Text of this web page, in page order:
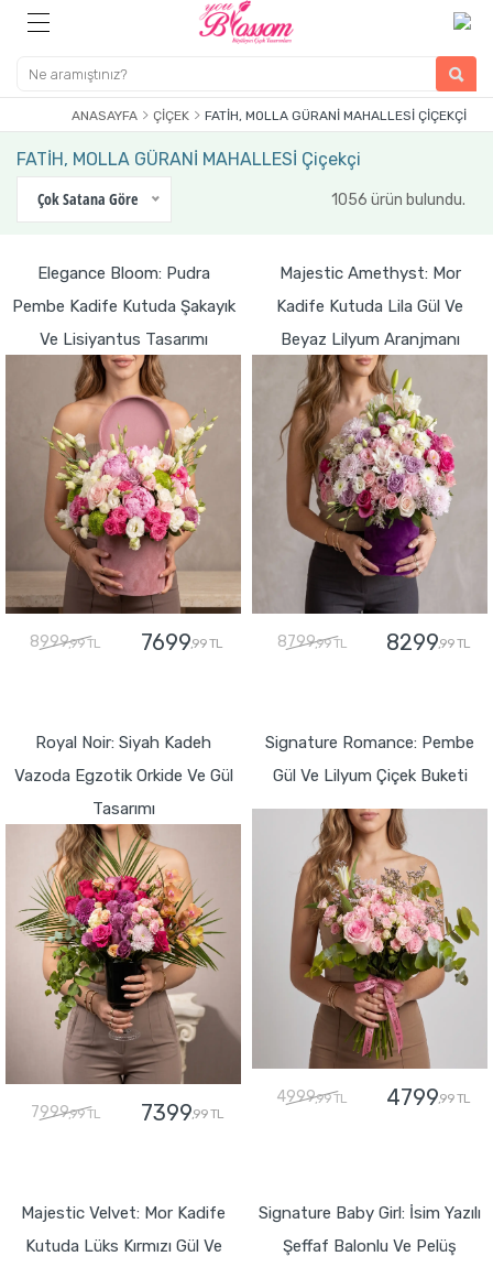
ANASAYFA ÇIÇEK FATİH, MOLLA GÜRANİ MAHALLESİ ÇIÇEKÇI
FATİH, MOLLA GÜRANİ MAHALLESİ Çiçekçi
Çok Satana Göre
1056 ürün bulundu.
Elegance Bloom: Pudra
Pembe Kadife Kutuda Şakayık
Ve Lisiyantus Tasarımı
8999,99 TL 7699,99 TL
Majestic Amethyst: Mor
Kadife Kutuda Lila Gül Ve
Beyaz Lilyum Aranjmanı
8799,99 TL 8299,99 TL
Royal Noir: Siyah Kadeh
Vazoda Egzotik Orkide Ve Gül
Tasarımı
7999,99 TL 7399,99 TL
Signature Romance: Pembe
Gül Ve Lilyum Çiçek Buketi
4999,99 TL 4799,99 TL
Majestic Velvet: Mor Kadife
Kutuda Lüks Kırmızı Gül Ve
Signature Baby Girl: İsim Yazılı
Şeffaf Balonlu Ve Pelüş